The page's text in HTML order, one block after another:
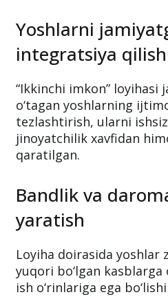
Yoshlarni
integratsiya qilish
“Ikkinchi imkon” loyihasi
o‘tagan yoshlarning
tezlashtirish, ularni
jinoyatchilik xavfidan
qaratilgan.
Bandlik va
yaratish
Loyiha doirasida yoshlar
yuqori bo‘lgan
ish o‘rinlariga ega